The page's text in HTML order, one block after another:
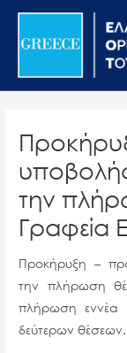
Σημείωση:
ιστότοπος
σύστημα
προσβασιμότητας.
Μετάβαση
περιεχόμενο
την
Γραφεία
Προκήρυξη –
την πλήρωση
πλήρωση εννέα
δεύτερων θέσεων.